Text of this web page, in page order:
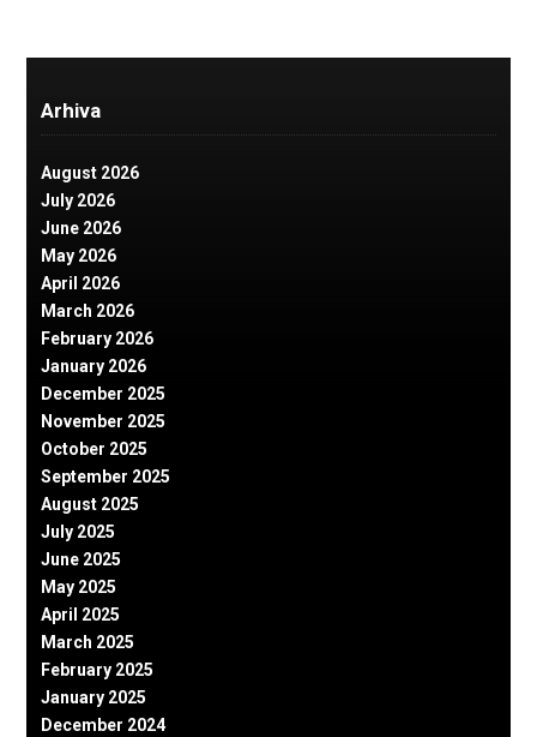
Arhiva
August 2026
July 2026
June 2026
May 2026
April 2026
March 2026
February 2026
January 2026
December 2025
November 2025
October 2025
September 2025
August 2025
July 2025
June 2025
May 2025
April 2025
March 2025
February 2025
January 2025
December 2024